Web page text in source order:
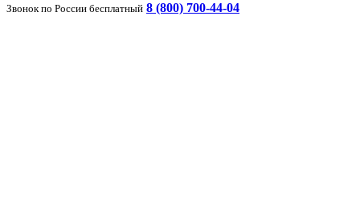
Звонок по России бесплатный 8 (800) 700-44-04